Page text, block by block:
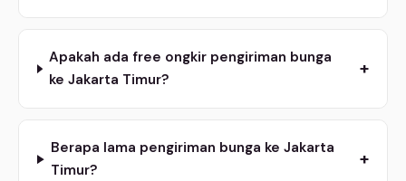
Apakah ada free ongkir pengiriman bunga
ke Jakarta Timur?
+
Berapa lama pengiriman bunga ke Jakarta
Timur?
+